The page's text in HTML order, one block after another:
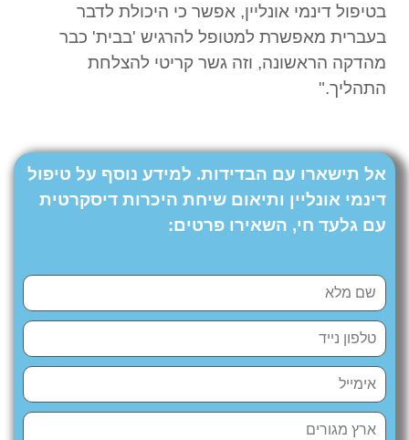
בטיפול דינמי אונליין, אפשר כי היכולת לדבר
בעברית מאפשרת למטופל להרגיש 'בבית' כבר
מהדקה הראשונה, וזה גשר קריטי להצלחת
התהליך."
אל תישארו עם הבדידות. למידע נוסף על טיפול
דינמי אונליין ותיאום שיחת היכרות דיסקרטית
עם גלעד חי, השאירו פרטים: